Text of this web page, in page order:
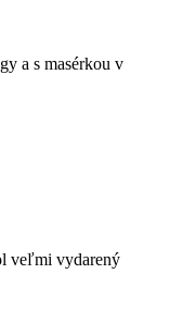
a s masérkou v
veľmi vydarený